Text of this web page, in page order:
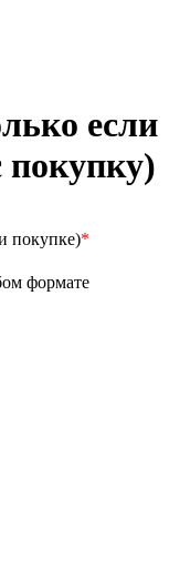
если
покупке)*
формате